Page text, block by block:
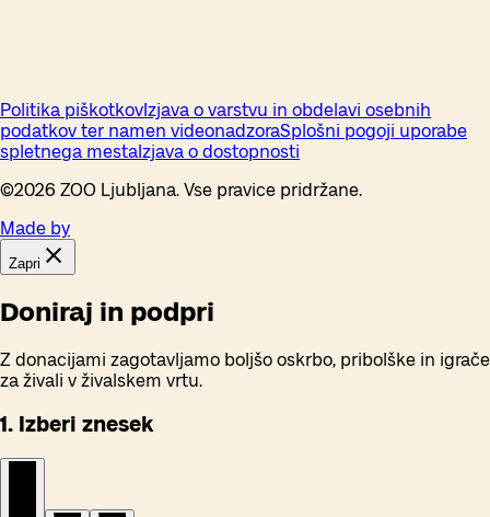
Politika piškotkovIzjava o varstvu in obdelavi osebnih
podatkov ter namen videonadzoraSplošni pogoji uporabe
spletnega mestaIzjava o dostopnosti
©2026 ZOO Ljubljana. Vse pravice pridržane.
Made by
Zapri
Doniraj in podpri
Z donacijami zagotavljamo boljšo oskrbo, pribolške in igrače
za živali v živalskem vrtu.
1. Izberi znesek